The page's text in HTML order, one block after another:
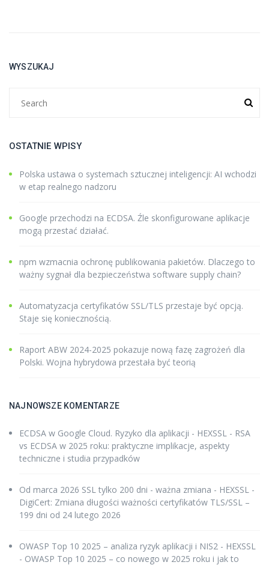
WYSZUKAJ
OSTATNIE WPISY
Polska ustawa o systemach sztucznej inteligencji: AI wchodzi
w etap realnego nadzoru
Google przechodzi na ECDSA. Źle skonfigurowane aplikacje
mogą przestać działać.
npm wzmacnia ochronę publikowania pakietów. Dlaczego to
ważny sygnał dla bezpieczeństwa software supply chain?
Automatyzacja certyfikatów SSL/TLS przestaje być opcją.
Staje się koniecznością.
Raport ABW 2024-2025 pokazuje nową fazę zagrożeń dla
Polski. Wojna hybrydowa przestała być teorią
NAJNOWSZE KOMENTARZE
ECDSA w Google Cloud. Ryzyko dla aplikacji - HEXSSL - RSA
vs ECDSA w 2025 roku: praktyczne implikacje, aspekty
techniczne i studia przypadków
Od marca 2026 SSL tylko 200 dni - ważna zmiana - HEXSSL -
DigiCert: Zmiana długości ważności certyfikatów TLS/SSL –
199 dni od 24 lutego 2026
OWASP Top 10 2025 – analiza ryzyk aplikacji i NIS2 - HEXSSL
- OWASP Top 10 2025 – co nowego w 2025 roku i jak to